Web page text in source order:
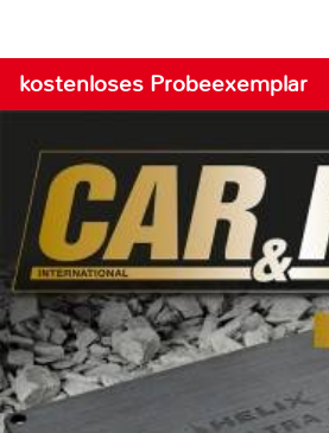
kostenloses Probeexemplar